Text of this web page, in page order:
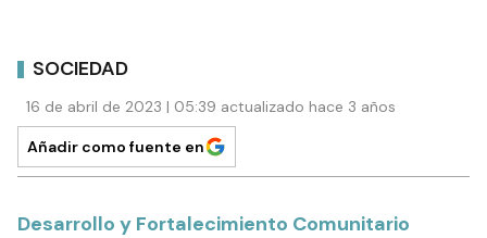
SOCIEDAD
16 de abril de 2023 | 05:39 actualizado hace 3 años
Añadir como fuente en
Desarrollo y Fortalecimiento Comunitario